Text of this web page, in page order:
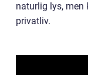
naturlig lys, men
privatliv.